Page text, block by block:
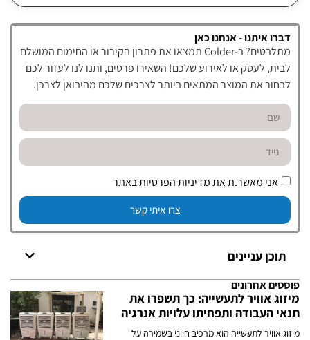
דברו איתנו - אנחנו כאן
מתלבטים? ב-Colder תמצאו את פתרון הקירור או החימום המושלם
לבית, לעסק או לאירוע שלכם! השאירו פרטים, ותנו לנו לעזור לכם
לבחור את המוצר המתאים ביותר לצרכים שלכם מהיבואן לצרכן.
אני מאשר.ת אתמדיניות הפרטיותבאתר
צרו איתי קשר
תוכן עניינים
פוסטים אחרונים
מיזוג אוויר לתעשייה: כך תשפרו את
תנאי העבודה ותפחיתו עלויות אנרגיה
מיזוג אוויר לתעשייה הוא מרכיב חיוני בשמירה על